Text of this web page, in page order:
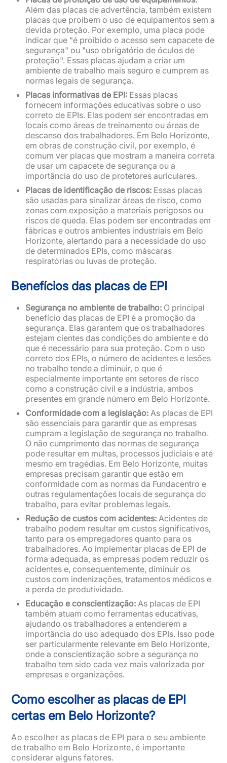
Além das placas de advertência, também existem
placas que proíbem o uso de equipamentos sem a
devida proteção. Por exemplo, uma placa pode
indicar que "é proibido o acesso sem capacete de
segurança" ou "uso obrigatório de óculos de
proteção". Essas placas ajudam a criar um
ambiente de trabalho mais seguro e cumprem as
normas legais de segurança.
Placas informativas de EPI: Essas placas
fornecem informações educativas sobre o uso
correto de EPIs. Elas podem ser encontradas em
locais como áreas de treinamento ou áreas de
descanso dos trabalhadores. Em Belo Horizonte,
em obras de construção civil, por exemplo, é
comum ver placas que mostram a maneira correta
de usar um capacete de segurança ou a
importância do uso de protetores auriculares.
Placas de identificação de riscos: Essas placas
são usadas para sinalizar áreas de risco, como
zonas com exposição a materiais perigosos ou
riscos de queda. Elas podem ser encontradas em
fábricas e outros ambientes industriais em Belo
Horizonte, alertando para a necessidade do uso
de determinados EPIs, como máscaras
respiratórias ou luvas de proteção.
Benefícios das placas de EPI
Segurança no ambiente de trabalho: O principal
benefício das placas de EPI é a promoção da
segurança. Elas garantem que os trabalhadores
estejam cientes das condições do ambiente e do
que é necessário para sua proteção. Com o uso
correto dos EPIs, o número de acidentes e lesões
no trabalho tende a diminuir, o que é
especialmente importante em setores de risco
como a construção civil e a indústria, ambos
presentes em grande número em Belo Horizonte.
Conformidade com a legislação: As placas de EPI
são essenciais para garantir que as empresas
cumpram a legislação de segurança no trabalho.
O não cumprimento das normas de segurança
pode resultar em multas, processos judiciais e até
mesmo em tragédias. Em Belo Horizonte, muitas
empresas precisam garantir que estão em
conformidade com as normas da Fundacentro e
outras regulamentações locais de segurança do
trabalho, para evitar problemas legais.
Redução de custos com acidentes: Acidentes de
trabalho podem resultar em custos significativos,
tanto para os empregadores quanto para os
trabalhadores. Ao implementar placas de EPI de
forma adequada, as empresas podem reduzir os
acidentes e, consequentemente, diminuir os
custos com indenizações, tratamentos médicos e
a perda de produtividade.
Educação e conscientização: As placas de EPI
também atuam como ferramentas educativas,
ajudando os trabalhadores a entenderem a
importância do uso adequado dos EPIs. Isso pode
ser particularmente relevante em Belo Horizonte,
onde a conscientização sobre a segurança no
trabalho tem sido cada vez mais valorizada por
empresas e organizações.
Como escolher as placas de EPI
certas em Belo Horizonte?
Ao escolher as placas de EPI para o seu ambiente
de trabalho em Belo Horizonte, é importante
considerar alguns fatores.